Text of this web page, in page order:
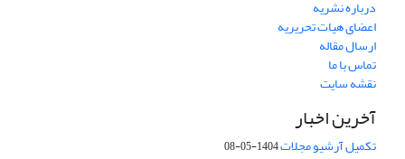
درباره نشریه
اعضای هیات تحریریه
ارسال مقاله
تماس با ما
نقشه سایت
آخرین اخبار
تکمیل آرشیو مجلات1404-05-08